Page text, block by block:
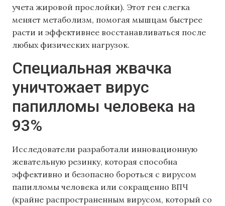
учета жировой прослойки). Этот ген слегка
меняет метаболизм, помогая мышцам быстрее
расти и эффективнее восстанавливаться после
любых физических нагрузок.
Специальная жвачка
уничтожает вирус
папилломы человека на
93%
Исследователи разработали инновационную
жевательную резинку, которая способна
эффективно и безопасно бороться с вирусом
папилломы человека или сокращенно ВПЧ
(крайне распространенным вирусом, который со